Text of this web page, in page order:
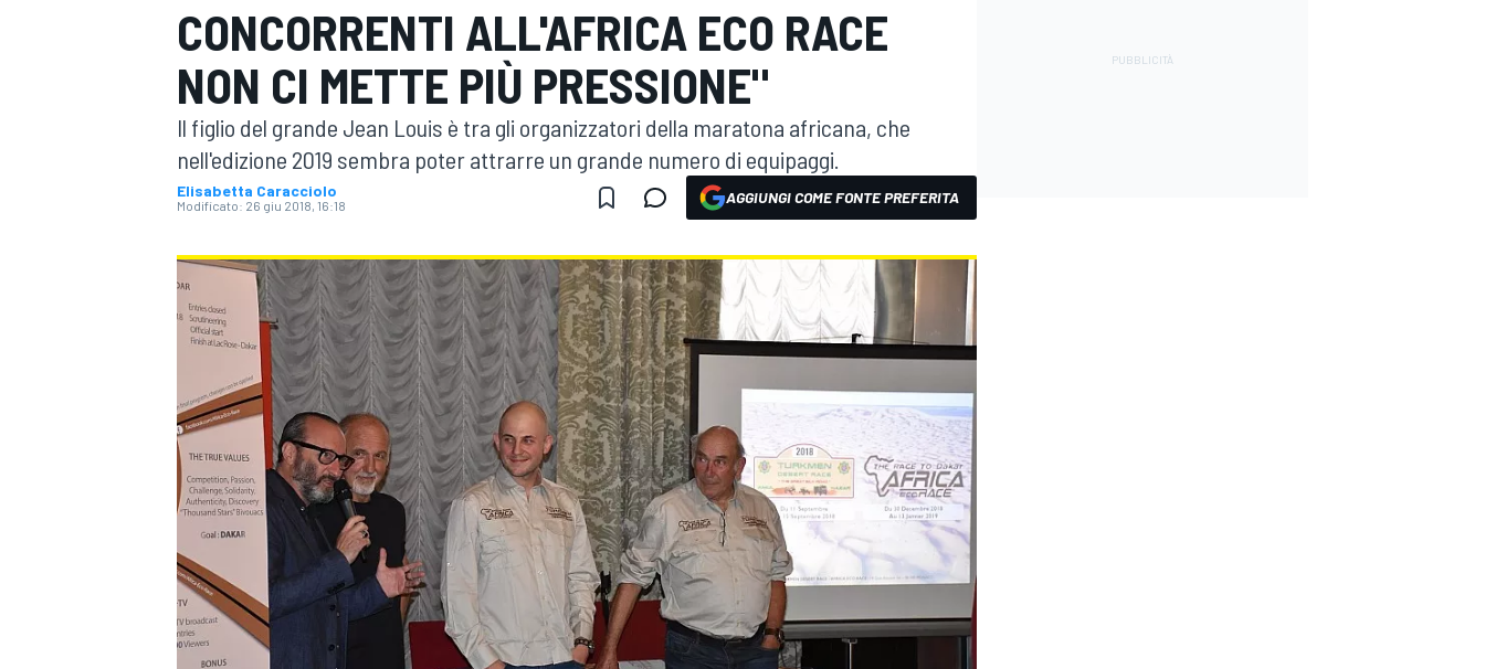
MOTOGP WEC
WRC
CONCORRENTI ALL'AFRICA ECO RACE
NON CI METTE PIÙ PRESSIONE"
Il figlio del grande Jean Louis è tra gli organizzatori della maratona africana, che
nell'edizione 2019 sembra poter attrarre un grande numero di equipaggi.
Elisabetta Caracciolo
Modificato: 26 giu 2018, 16:18 AGGIUNGI COME FONTE PREFERITA